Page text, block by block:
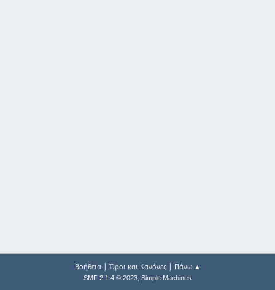
Βοήθεια| Όροι και Κανόνες| Πάνω ▲
SMF 2.1.4 © 2023, Simple Machines